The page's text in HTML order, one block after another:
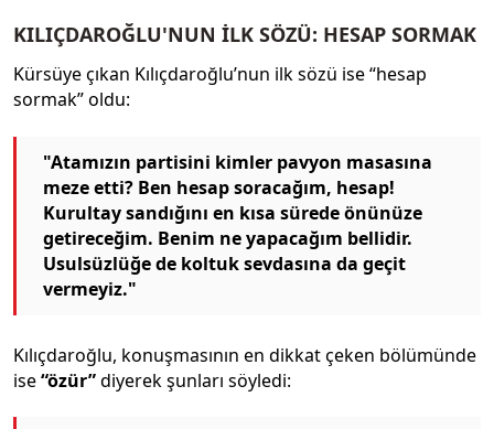
KILIÇDAROĞLU'NUN İLK SÖZÜ: HESAP SORMAK
Kürsüye çıkan Kılıçdaroğlu’nun ilk sözü ise “hesap
sormak” oldu:
"Atamızın partisini kimler pavyon masasına
meze etti? Ben hesap soracağım, hesap!
Kurultay sandığını en kısa sürede önünüze
getireceğim. Benim ne yapacağım bellidir.
Usulsüzlüğe de koltuk sevdasına da geçit
vermeyiz."
Kılıçdaroğlu, konuşmasının en dikkat çeken bölümünde
ise“özür”diyerek şunları söyledi: